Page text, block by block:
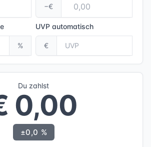
−€
%
UVPautomatisch
€
Du zahlst
0,00
±0,0 %